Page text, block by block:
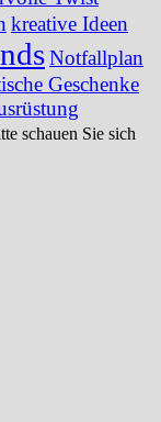
kreative Ideen
Notfallplan
Geschenke
schauen Sie sich